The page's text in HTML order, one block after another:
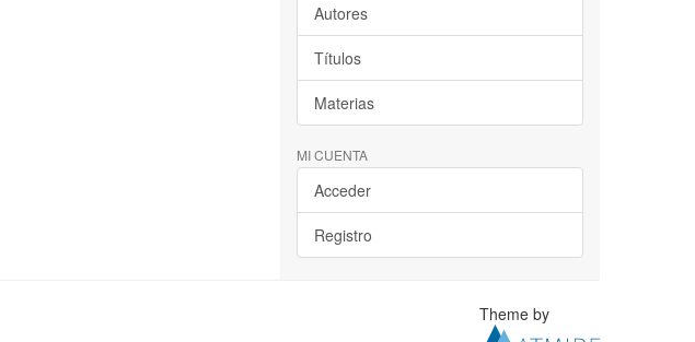
Autores
Títulos
Materias
MI CUENTA
Acceder
Registro
Theme by